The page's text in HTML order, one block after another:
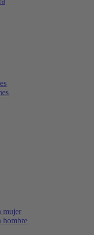
mujer
hombre